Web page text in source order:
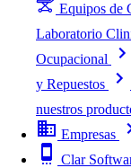
Equipos de
Laboratorio
Ocupacional
y Repuestos
nuestros
Empresas
Clar